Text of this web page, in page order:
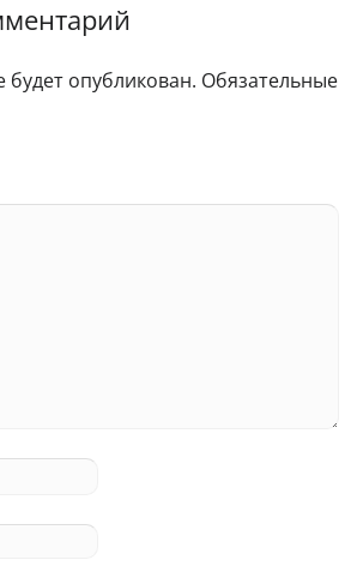
опубликован. Обязательные